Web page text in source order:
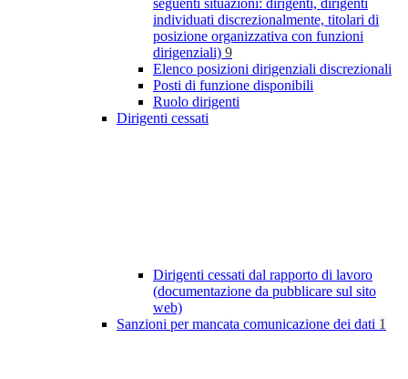
seguenti situazioni: dirigenti, dirigenti
individuati discrezionalmente, titolari di
posizione organizzativa con funzioni
dirigenziali) 9
Elenco posizioni dirigenziali discrezionali
Posti di funzione disponibili
Ruolo dirigenti
Dirigenti cessati
Dirigenti cessati dal rapporto di lavoro
(documentazione da pubblicare sul sito
web)
Sanzioni per mancata comunicazione dei dati 1